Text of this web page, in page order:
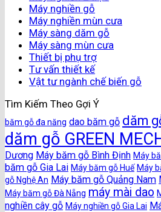
Máy nghiền gỗ
Máy nghiền mùn cưa
Máy sàng dăm gỗ
Máy sàng mùn cưa
Thiết bị phụ trợ
Tư vấn thiết kế
Vật tư ngành chế biến gỗ
Tìm Kiếm Theo Gợi Ý
băm gỗ đa năng dao băm gỗ dăm
dăm gỗ GREEN
Dương Máy băm gỗ Bình Định Máy
băm gỗ Gia Lai Máy băm gỗ Huế Máy
gỗ Nghệ An Máy băm gỗ Quảng Nam
Máy băm gỗ Đà Nẵng máy mài dao
nghiền cây gỗ Máy nghiền gỗ Gia Lai